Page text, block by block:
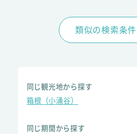
類似の検索条件
同じ観光地から探す
箱根（小涌谷）
同じ期間から探す